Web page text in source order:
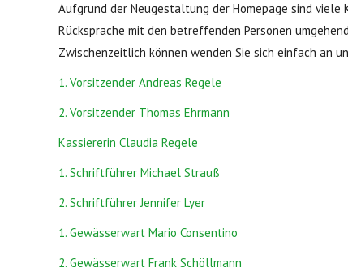
Aufgrund der Neugestaltung der Homepage sind
Rücksprache mit den betreffenden Personen
Zwischenzeitlich können wenden Sie sich einfach an
1. Vorsitzender Andreas Regele
2. Vorsitzender Thomas Ehrmann
Kassiererin Claudia Regele
1. Schriftführer Michael Strauß
2. Schriftführer Jennifer Lyer
1. Gewässerwart Mario Consentino
2. Gewässerwart Frank Schöllmann